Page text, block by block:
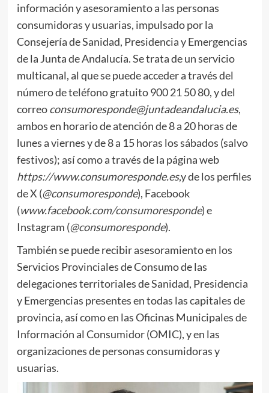
información y asesoramiento a las personas
consumidoras y usuarias, impulsado por la
Consejería de Sanidad, Presidencia y Emergencias
de la Junta de Andalucía. Se trata de un servicio
multicanal, al que se puede acceder a través del
número de teléfono gratuito 900 21 50 80, y del
correoconsumoresponde@juntadeandalucia.es,
ambos en horario de atención de 8 a 20 horas de
lunes a viernes y de 8 a 15 horas los sábados (salvo
festivos); así como a través de la página web
https://www.consumoresponde.es,y de los perfiles
de X (@consumoresponde), Facebook
(www.facebook.com/consumoresponde) e
Instagram (@consumoresponde).
También se puede recibir asesoramiento en los
Servicios Provinciales de Consumo de las
delegaciones territoriales de Sanidad, Presidencia
y Emergencias presentes en todas las capitales de
provincia, así como en las Oficinas Municipales de
Información al Consumidor (OMIC), y en las
organizaciones de personas consumidoras y
usuarias.